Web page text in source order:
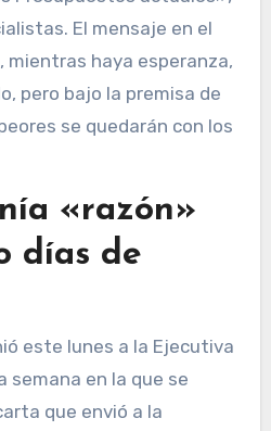
El mensaje en el
mientras haya esperanza,
pero bajo la premisa de
se quedarán con los
«razón»
días de
este lunes a la Ejecutiva
semana en la que se
que envió a la